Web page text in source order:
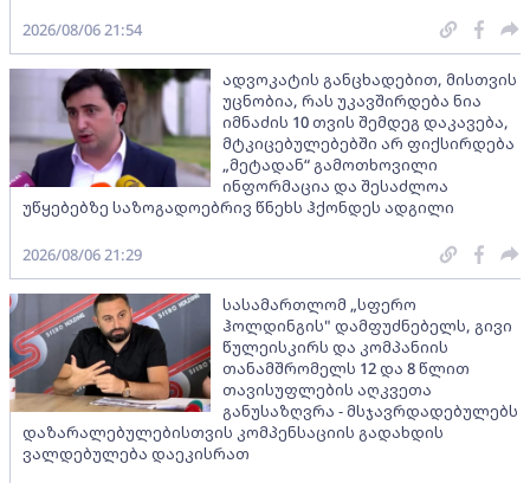
2026/08/06 21:54
ადვოკატის განცხადებით, მისთვის
უცნობია, რას უკავშირდება ნია
იმნაძის 10 თვის შემდეგ დაკავება,
მტკიცებულებებში არ ფიქსირდება
„მეტადან“ გამოთხოვილი
ინფორმაცია და შესაძლოა
უწყებებზე საზოგადოებრივ წნეხს ჰქონდეს ადგილი
2026/08/06 21:29
სასამართლომ „სფერო
ჰოლდინგის" დამფუძნებელს, გივი
წულეისკირს და კომპანიის
თანამშრომელს 12 და 8 წლით
თავისუფლების აღკვეთა
განუსაზღვრა - მსჯავრდადებულებს
დაზარალებულებისთვის კომპენსაციის გადახდის
ვალდებულება დაეკისრათ